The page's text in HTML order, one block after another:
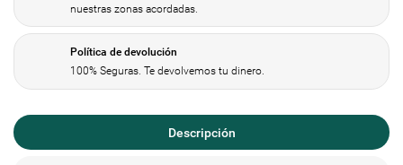
nuestras zonas acordadas.
Política de devolución
100% Seguras. Te devolvemos tu dinero.
Descripción